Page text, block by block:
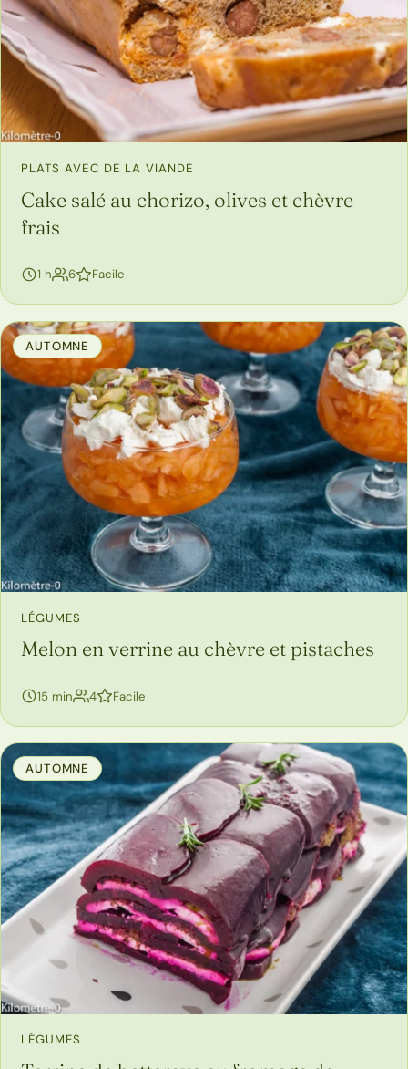
PLATS AVEC DE LA VIANDE
Cake salé au chorizo, olives et chèvre
frais
1 h 6personnes
Facile
AUTOMNE
LÉGUMES
Melon en verrine au chèvre et pistaches
15 min 4personnes
Facile
AUTOMNE
LÉGUMES